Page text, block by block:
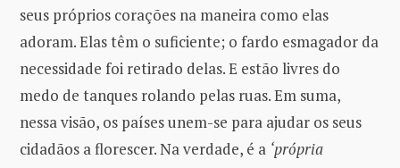
seus próprios corações na maneira como elas
adoram. Elas têm o suficiente; o fardo esmagador da
necessidade foi retirado delas. E estão livres do
medo de tanques rolando pelas ruas. Em suma,
nessa visão, os países unem-se para ajudar os seus
cidadãos a florescer. Na verdade, é a ‘própria